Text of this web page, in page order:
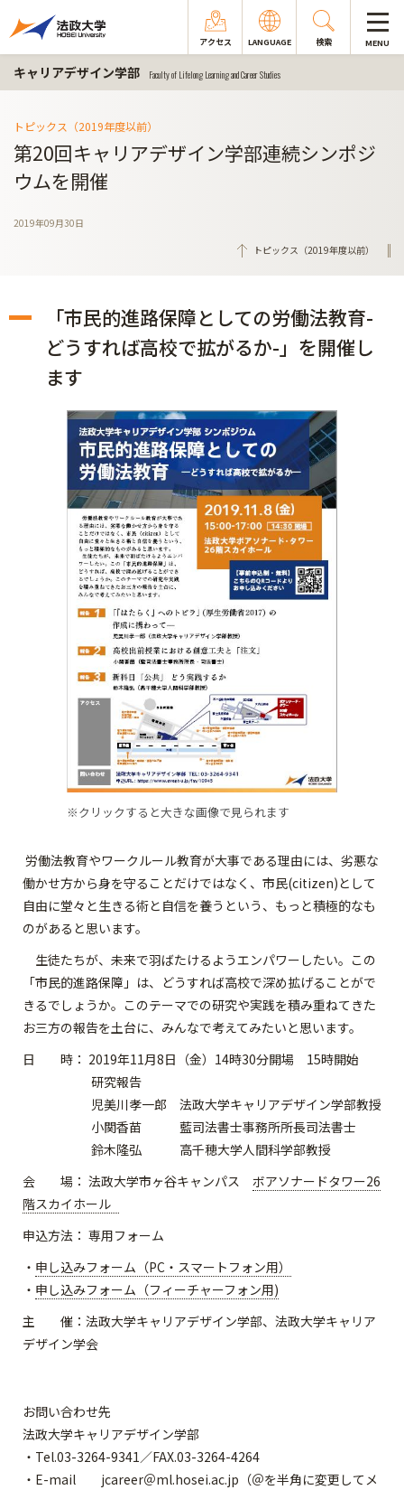
アクセス LANGUAGE 検索 MENU
キャリアデザイン学部 Faculty of Lifelong Learning and Career Studies
トピックス（2019年度以前）
第20回キャリアデザイン学部連続シンポジ
ウムを開催
2019年09月30日
トピックス（2019年度以前）
「市民的進路保障としての労働法教育-
どうすれば高校で拡がるか-」を開催し
ます
※クリックすると大きな画像で見られます
労働法教育やワークルール教育が大事である理由には、劣悪な
働かせ方から身を守ることだけではなく、市民(citizen)として
自由に堂々と生きる術と自信を養うという、もっと積極的なも
のがあると思います。
生徒たちが、未来で羽ばたけるようエンパワーしたい。この
「市民的進路保障」は、どうすれば高校で深め拡げることがで
きるでしょうか。このテーマでの研究や実践を積み重ねてきた
お三方の報告を土台に、みんなで考えてみたいと思います。
日 時： 2019年11月8日（金）14時30分開場 15時開始
研究報告
児美川孝一郎 法政大学キャリアデザイン学部教授
小関香苗 藍司法書士事務所所長司法書士
鈴木隆弘 高千穂大学人間科学部教授
会 場： 法政大学市ヶ谷キャンパス ボアソナードタワー26
階スカイホール
申込方法： 専用フォーム
・ 申し込みフォーム（PC・スマートフォン用）
・ 申し込みフォーム（フィーチャーフォン用)
主 催：法政大学キャリアデザイン学部、法政大学キャリア
デザイン学会
お問い合わせ先
法政大学キャリアデザイン学部
・Tel.03-3264-9341／FAX.03-3264-4264
・E-mail jcareer＠ml.hosei.ac.jp（＠を半角に変更してメ